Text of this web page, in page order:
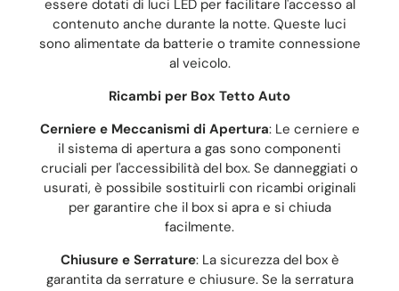
essere dotati di luci LED per facilitare l'accesso al
contenuto anche durante la notte. Queste luci
sono alimentate da batterie o tramite connessione
al veicolo.
Ricambi per Box Tetto Auto
Cerniere e Meccanismi di Apertura: Le cerniere e
il sistema di apertura a gas sono componenti
cruciali per l'accessibilità del box. Se danneggiati o
usurati, è possibile sostituirli con ricambi originali
per garantire che il box si apra e si chiuda
facilmente.
Chiusure e Serrature: La sicurezza del box è
garantita da serrature e chiusure. Se la serratura